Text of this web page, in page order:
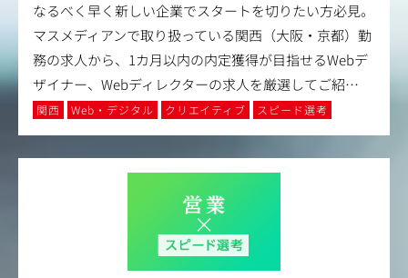
なるべく早く新しい企業でスタートを切りたい方必見。
マスメディアンで取り扱っている関西（大阪・京都）勤
務の求人から、1カ月以内の内定獲得が目指せるWebデ
ザイナー、Webディレクターの求人を厳選してご紹…
関西 Web・デジタル クリエイティブ スピード選考